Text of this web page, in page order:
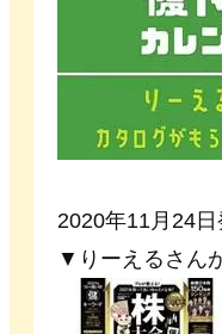
2020年11月24
▼りーえるさん